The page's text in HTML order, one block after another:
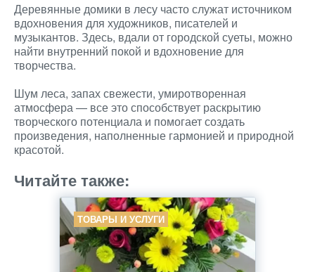
Деревянные домики в лесу часто служат источником
вдохновения для художников, писателей и
музыкантов. Здесь, вдали от городской суеты, можно
найти внутренний покой и вдохновение для
творчества.
Шум леса, запах свежести, умиротворенная
атмосфера — все это способствует раскрытию
творческого потенциала и помогает создать
произведения, наполненные гармонией и природной
красотой.
Читайте также:
ТОВАРЫ И УСЛУГИ